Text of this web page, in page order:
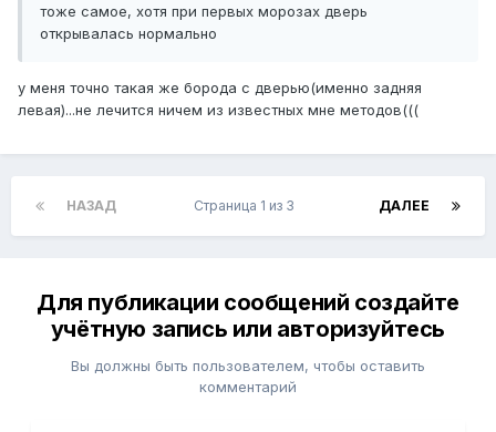
тоже самое, хотя при первых морозах дверь
открывалась нормально
у меня точно такая же борода с дверью(именно задняя
левая)...не лечится ничем из известных мне методов(((
НАЗАД ДАЛЕЕ
Страница 1 из 3
Для публикации сообщений создайте
учётную запись или авторизуйтесь
Вы должны быть пользователем, чтобы оставить
комментарий